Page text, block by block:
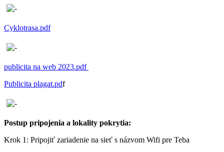
Cyklotrasa.pdf
publicita na web 2023.pdf
Publicita plagat.pdf
Postup pripojenia a lokality pokrytia:
Krok 1: Pripojiť zariadenie na sieť s názvom Wifi pre Teba